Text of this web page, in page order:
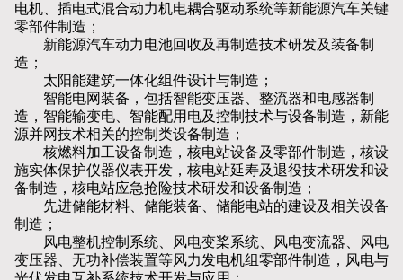
电机、插电式混合动力机电耦合驱动系统等新能源汽车关键
零部件制造；
新能源汽车动力电池回收及再制造技术研发及装备制
造；
太阳能建筑一体化组件设计与制造；
智能电网装备，包括智能变压器、整流器和电感器制
造，智能输变电、智能配用电及控制技术与设备制造，新能
源并网技术相关的控制类设备制造；
核燃料加工设备制造，核电站设备及零部件制造，核设
施实体保护仪器仪表开发，核电站延寿及退役技术研发和设
备制造，核电站应急抢险技术研发和设备制造；
先进储能材料、储能装备、储能电站的建设及相关设备
制造；
风电整机控制系统、风电变桨系统、风电变流器、风电
变压器、无功补偿装置等风力发电机组零部件制造，风电与